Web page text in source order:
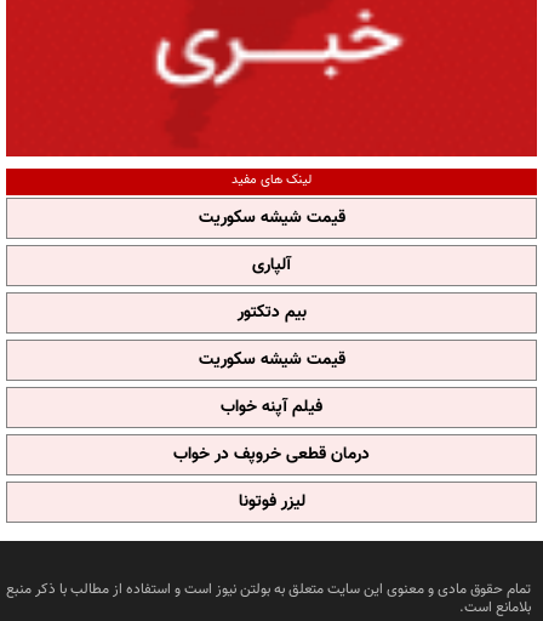
لینک های مفید
قیمت شیشه سکوریت
آلپاری
بیم دتکتور
قیمت شیشه سکوریت
فیلم آپنه خواب
درمان قطعی خروپف در خواب
لیزر فوتونا
تمام حقوق مادی و معنوی این سایت متعلق به بولتن نیوز است و استفاده از مطالب با ذکر منبع
بلامانع است.